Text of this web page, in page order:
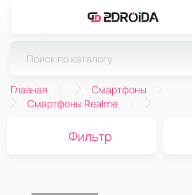
Главная
Смартфоны
Смартфоны Realme
Фильтр